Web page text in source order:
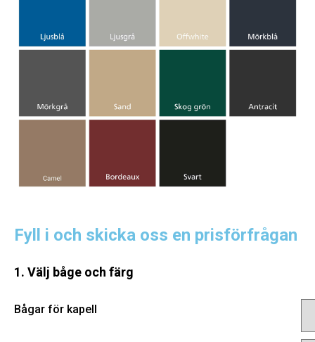
Fyll i och skicka oss en prisförfrågan
1. Välj båge och färg
Bågar för kapell